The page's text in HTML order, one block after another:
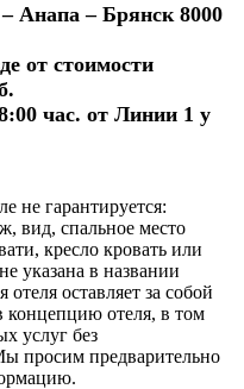
Анапа – Брянск 8000
от стоимости
час. от Линии 1 у
не гарантируется:
вид, спальное место
кресло кровать или
указана в названии
оставляет за собой
концепцию отеля, в том
услуг без
просим предварительно